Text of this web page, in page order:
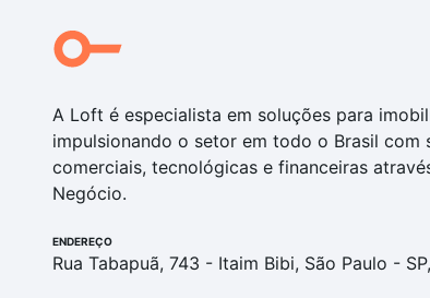
A Loft é especialista em soluções para
impulsionando o setor em todo o Brasil com
comerciais, tecnológicas e financeiras
Negócio.
ENDEREÇO
Rua Tabapuã, 743 - Itaim Bibi, São Paulo -